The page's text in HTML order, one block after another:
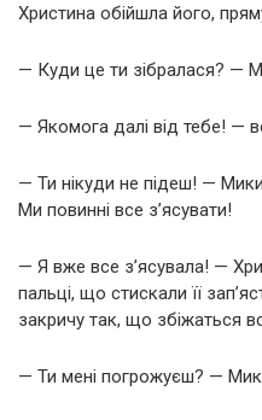
Христина обійшла його,
— Куди це ти зібралася? —
— Якомога далі від тебе! —
— Ти нікуди не підеш! —
Ми повинні все з’ясувати!
— Я вже все з’ясувала! —
пальці, що стискали її
закричу так, що збіжаться
— Ти мені погрожуєш? —